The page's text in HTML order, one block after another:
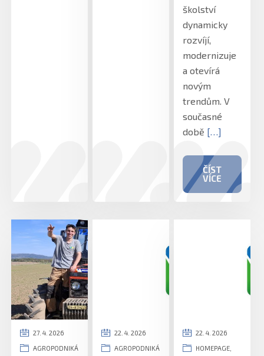
školství
dynamicky
rozvíjí,
modernizuje
a otevírá
novým
trendům. V
současné
době […]
ČÍST
VÍCE
27. 4. 2026
AGROPODNIKÁ
22. 4. 2026
AGROPODNIKÁ
22. 4. 2026
HOMEPAGE